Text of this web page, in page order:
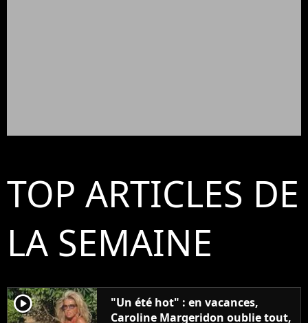
TOP ARTICLES DE
LA SEMAINE
player2
"Un été hot" : en vacances,
Caroline Margeridon oublie tout,